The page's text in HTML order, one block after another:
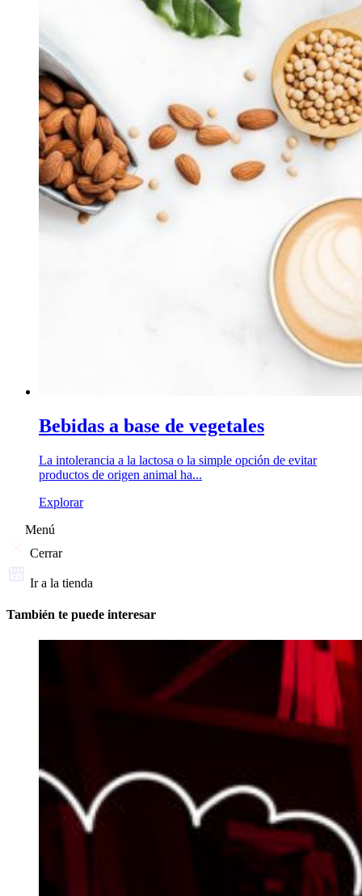
Bebidas a base de vegetales
La intolerancia a la lactosa o la simple opción de evitar
productos de origen animal ha...
Explorar
Menú
Cerrar
Ir a la tienda
También te puede interesar